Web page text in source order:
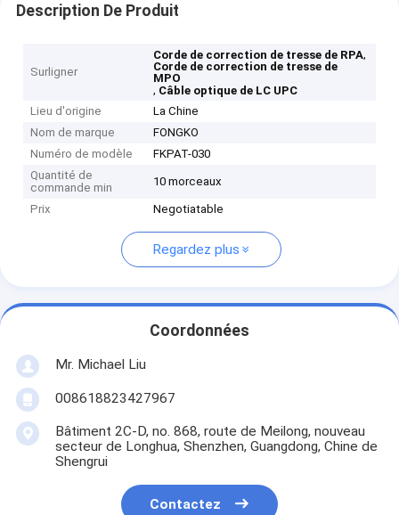
Description De Produit
Surligner
Corde de correction de tresse de RPA,
Corde de correction de tresse de
MPO
, Câble optique de LC UPC
Lieu d'origine
La Chine
Nom de marque
FONGKO
Numéro de modèle
FKPAT-030
Quantité de
commande min
10 morceaux
Prix Negotiatable
Regardez plus
Coordonnées
Mr. Michael Liu
008618823427967
Bâtiment 2C-D, no. 868, route de Meilong, nouveau
secteur de Longhua, Shenzhen, Guangdong, Chine de
Shengrui
Contactez